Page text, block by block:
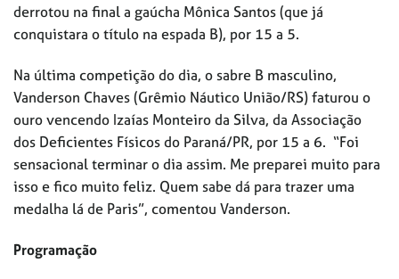
derrotou na final a gaúcha Mônica Santos (que já
conquistara o título na espada B), por 15 a 5.
Na última competição do dia, o sabre B masculino,
Vanderson Chaves (Grêmio Náutico União/RS) faturou o
ouro vencendo Izaías Monteiro da Silva, da Associação
dos Deficientes Físicos do Paraná/PR, por 15 a 6. “Foi
sensacional terminar o dia assim. Me preparei muito para
isso e fico muito feliz. Quem sabe dá para trazer uma
medalha lá de Paris”, comentou Vanderson.
Programação